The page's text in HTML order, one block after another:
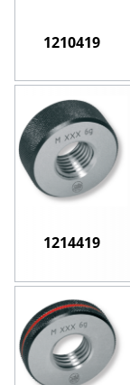
1210419
1214419